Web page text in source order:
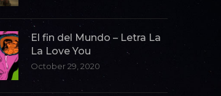
El fin del Mundo – Letra La
La Love You
October 29, 2020